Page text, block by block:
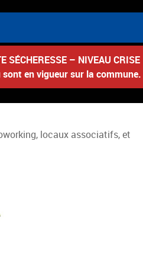
SÉCHERESSE – NIVEAU CRISE
en vigueur sur la commune.
locaux associatifs, et